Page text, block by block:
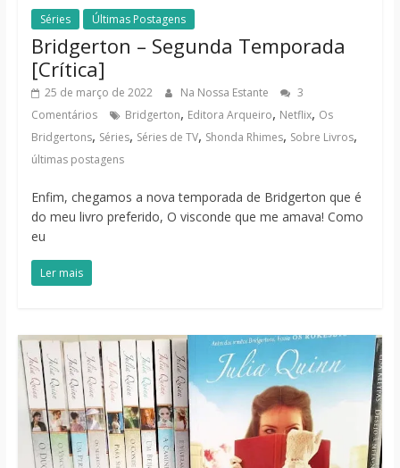
Séries Últimas Postagens
Bridgerton – Segunda Temporada
[Crítica]
25 de março de 2022 Na Nossa Estante
3
Comentários
Bridgerton, Editora Arqueiro, Netflix, Os
Bridgertons, Séries, Séries de TV, Shonda Rhimes, Sobre Livros,
últimas postagens
Enfim, chegamos a nova temporada de Bridgerton que é
do meu livro preferido, O visconde que me amava! Como
eu
Ler mais